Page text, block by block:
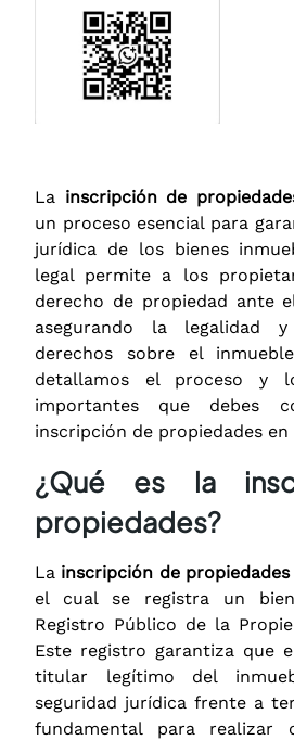
La inscripción de
un proceso esencial para
jurídica de los bienes
legal permite a los
derecho de propiedad ante
asegurando la legalidad
derechos sobre el
detallamos el proceso y
importantes que debes
inscripción de propiedades en
¿Qué es la
propiedades?
La inscripción de propiedades
el cual se registra un
Registro Público de la
Este registro garantiza que
titular legítimo del
seguridad jurídica frente a
fundamental para realizar